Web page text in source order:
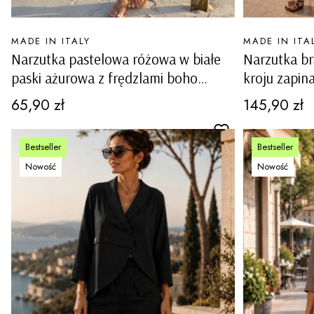
Narzutka pastelowa różowa w białe
paski ażurowa z frędzlami boho
Valvestino
PRODUCENT
MADE IN ITALY
Cena
65,90 zł
Narzutka
kroju
PRODUCENT
MADE IN
Cena
145,90 zł
Bestseller
Nowość
Bestseller
Nowość